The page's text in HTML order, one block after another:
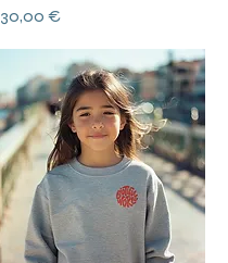
Prix
30,00 €